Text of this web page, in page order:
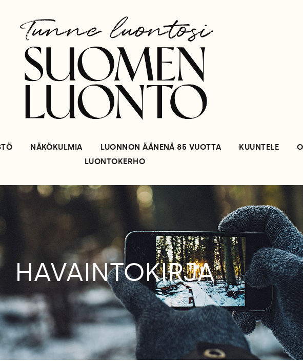
NÄKÖKULMIA LUONNON ÄÄNENÄ 85 VUOTTA KUUNTELE
LUONTOKERHO
HAVAINTOKIRJA